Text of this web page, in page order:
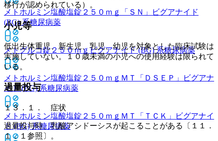
メトホルミン塩酸塩錠２５０ｍｇ「ＳＮ」
ビグアナイド
(BG) 系糖尿病薬
メトグルコ錠２５０ｍｇ ビグアナイド (BG) 系糖尿病薬
メトホルミン塩酸塩錠２５０ｍｇＭＴ「ＤＳＥＰ」
ビグアナ
イド (BG) 系糖尿病薬
メトホルミン塩酸塩錠２５０ｍｇＭＴ「ＴＣＫ」
ビグアナイ
ド (BG) 系糖尿病薬
移行が認められている）。
小児等
低出生体重児、新生児、乳児、幼児を対象とした臨床試験は
実施していない。１０歳未満の小児への使用経験は限られて
いる。
過量投与
１３．１． 症状
過量投与時、乳酸アシドーシスが起こることがある〔１１．
１．１参照〕。